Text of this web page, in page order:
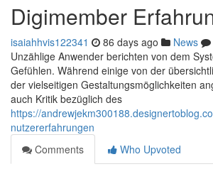
Digimember
isaiahhvis122341 86 days ago News
Unzählige Anwender berichten von dem
Gefühlen. Während einige von der
der vielseitigen Gestaltungsmöglichkeiten
auch Kritik bezüglich des
https://
nutzererfahrungen
Comments
Who Upvoted